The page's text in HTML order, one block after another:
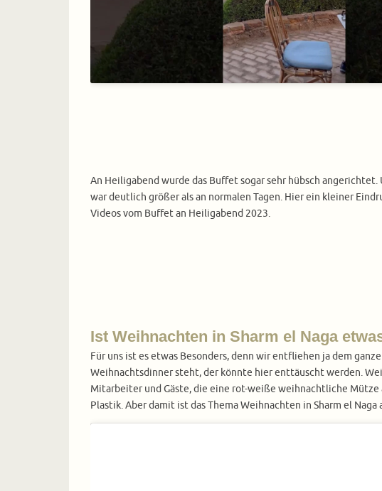
An Heiligabend wurde das Buffet sogar sehr hübsch angerichtet.
war deutlich größer als an normalen Tagen. Hier ein kleiner
Videos vom Buffet an Heiligabend 2023.
Ist Weihnachten in Sharm el Naga
Für uns ist es etwas Besonders, denn wir entfliehen ja dem
Weihnachtsdinner steht, der könnte hier enttäuscht werden.
Mitarbeiter und Gäste, die eine rot-weiße weihnachtliche
Plastik. Aber damit ist das Thema Weihnachten in Sharm el